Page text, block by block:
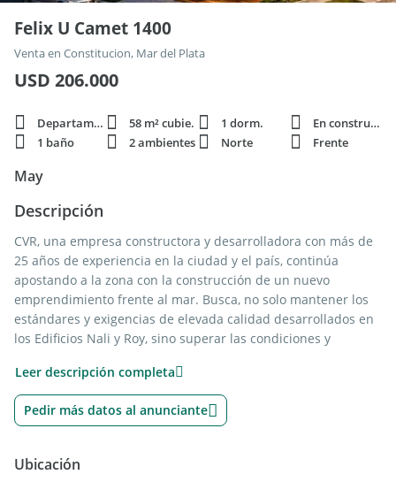
Felix U Camet 1400
Venta en Constitucion, Mar del Plata
USD 206.000
Departamento 58 m² cubie. 1 dorm.
En construcción
1 baño
2 ambientes Norte Frente
May
Descripción
CVR, una empresa constructora y desarrolladora con más de
25 años de experiencia en la ciudad y el país, continúa
apostando a la zona con la construcción de un nuevo
emprendimiento frente al mar. Busca, no solo mantener los
estándares y exigencias de elevada calidad desarrollados en
los Edificios Nali y Roy, sino superar las condiciones y
habitual de mejora permanente. Y así, brindar cada vez más,
un producto notable y destacado dentro del panorama
habitual de la ciudad.
El edificio se desarrolla en 8 plantas, y cuenta con
departamentos de 2, 3. y 4 ambientes Los departamentos de
Leer descripción completa
Pedir más datos al anunciante
Ubicación